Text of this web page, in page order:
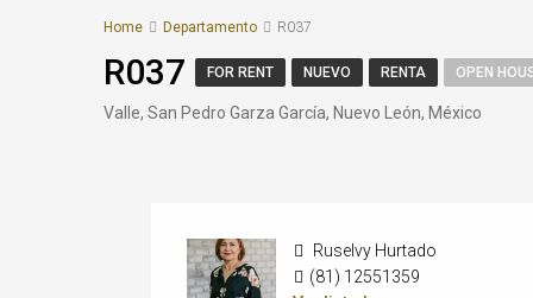
Home Departamento R037
R037 FOR RENT NUEVO RENTA OPEN
Valle, San Pedro Garza García, Nuevo León, México
Ruselvy Hurtado
(81) 12551359